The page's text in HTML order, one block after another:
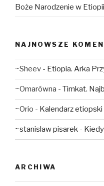
Boże Narodzenie w Etiopii
NAJNOWSZE
~Sheev - Etiopia. Arka
~Omarówna - Timkat.
~Orio - Kalendarz etiopski
~stanislaw pisarek -
ARCHIWA